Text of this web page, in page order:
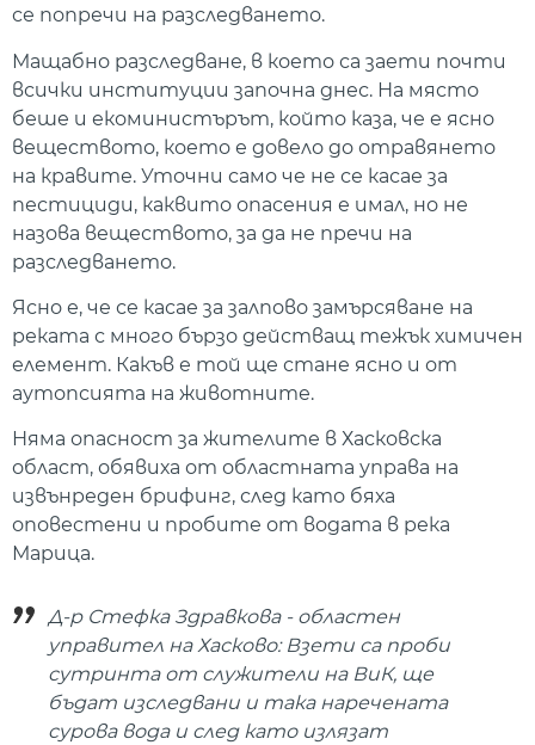
се попречи на разследването.
Мащабно разследване, в което са заети почти
всички институции започна днес. На място
беше и екоминистърът, който каза, че е ясно
веществото, което е довело до отравянето
на кравите. Уточни само че не се касае за
пестициди, каквито опасения е имал, но не
назова веществото, за да не пречи на
разследването.
Ясно е, че се касае за залпово замърсяване на
реката с много бързо действащ тежък химичен
елемент. Какъв е той ще стане ясно и от
аутопсията на животните.
Няма опасност за жителите в Хасковска
област, обявиха от областната управа на
извънреден брифинг, след като бяха
оповестени и пробите от водата в река
Марица.
Д-р Стефка Здравкова - областен
управител на Хасково: Взети са проби
сутринта от служители на ВиК, ще
бъдат изследвани и така наречената
сурова вода и след като излязат